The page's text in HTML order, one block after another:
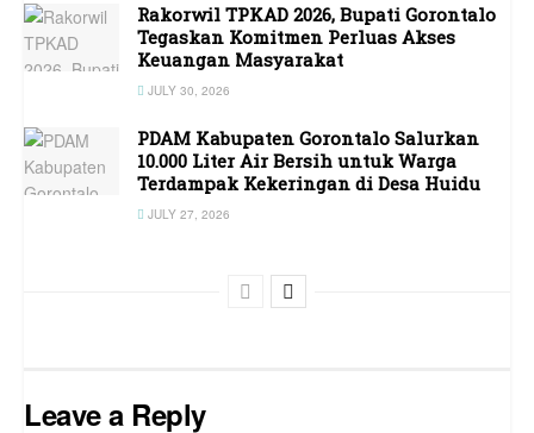
Rakorwil TPKAD 2026, Bupati Gorontalo
Tegaskan Komitmen Perluas Akses
Keuangan Masyarakat
JULY 30, 2026
PDAM Kabupaten Gorontalo Salurkan
10.000 Liter Air Bersih untuk Warga
Terdampak Kekeringan di Desa Huidu
JULY 27, 2026
Leave a Reply